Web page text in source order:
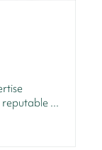
...